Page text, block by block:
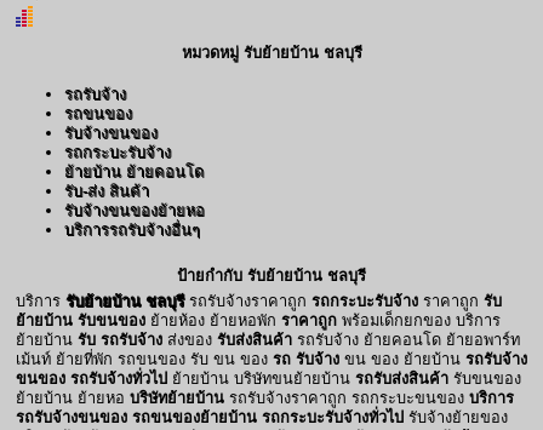
หมวดหมู่ รับย้ายบ้าน ชลบุรี
รถรับจ้าง
รถขนของ
รับจ้างขนของ
รถกระบะรับจ้าง
ย้ายบ้าน ย้ายคอนโด
รับ-ส่ง สินค้า
รับจ้างขนของย้ายหอ
บริการรถรับจ้างอื่นๆ
ป้ายกำกับ รับย้ายบ้าน ชลบุรี
บริการ รับย้ายบ้าน ชลบุรีรถรับจ้างราคาถูก รถกระบะรับจ้าง ราคาถูก รับ
ย้ายบ้าน รับขนของ ย้ายห้อง ย้ายหอพัก ราคาถูก พร้อมเด็กยกของ บริการ
ย้ายบ้าน รับ รถรับจ้าง ส่งของ รับส่งสินค้า รถรับจ้าง ย้ายคอนโด ย้ายอพาร์ท
เม้นท์ ย้ายที่พัก รถขนของ รับ ขน ของ รถ รับจ้าง ขน ของ ย้ายบ้าน รถรับจ้าง
ขนของ รถรับจ้างทั่วไป ย้ายบ้าน บริษัทขนย้ายบ้าน รถรับส่งสินค้า รับขนของ
ย้ายบ้าน ย้ายหอ บริษัทย้ายบ้าน รถรับจ้างราคาถูก รถกระบะขนของ บริการ
รถรับจ้างขนของ รถขนของย้ายบ้าน รถกระบะรับจ้างทั่วไป รับจ้างย้ายของ